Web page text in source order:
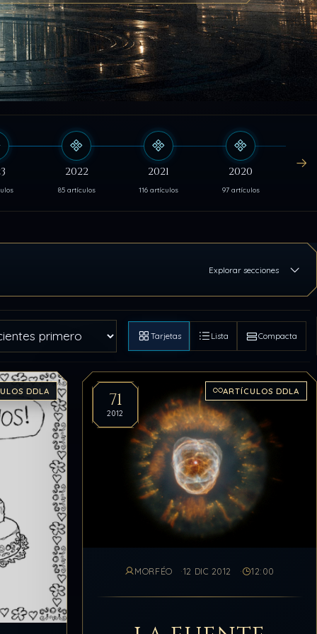
2022
85 artículos
2021
116 artículos
2020
97 artículos
Explorar secciones
Tarjetas Lista Compacta
DDLA 71
2012
ARTÍCULOS DDLA
MORFÉO 12 DIC 2012 12:00